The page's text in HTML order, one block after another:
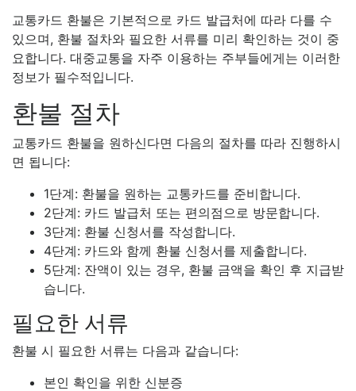
교통카드 환불은 기본적으로 카드 발급처에 따라 다를 수
있으며, 환불 절차와 필요한 서류를 미리 확인하는 것이 중
요합니다. 대중교통을 자주 이용하는 주부들에게는 이러한
정보가 필수적입니다.
환불 절차
교통카드 환불을 원하신다면 다음의 절차를 따라 진행하시
면 됩니다:
1단계: 환불을 원하는 교통카드를 준비합니다.
2단계: 카드 발급처 또는 편의점으로 방문합니다.
3단계: 환불 신청서를 작성합니다.
4단계: 카드와 함께 환불 신청서를 제출합니다.
5단계: 잔액이 있는 경우, 환불 금액을 확인 후 지급받
습니다.
필요한 서류
환불 시 필요한 서류는 다음과 같습니다:
본인 확인을 위한 신분증